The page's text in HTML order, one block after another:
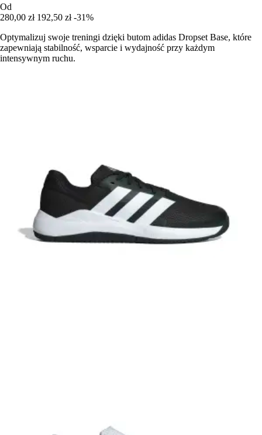
Od
280,00 zł 192,50 zł -31%
Optymalizuj swoje treningi dzięki butom adidas Dropset Base, które
zapewniają stabilność, wsparcie i wydajność przy każdym
intensywnym ruchu.